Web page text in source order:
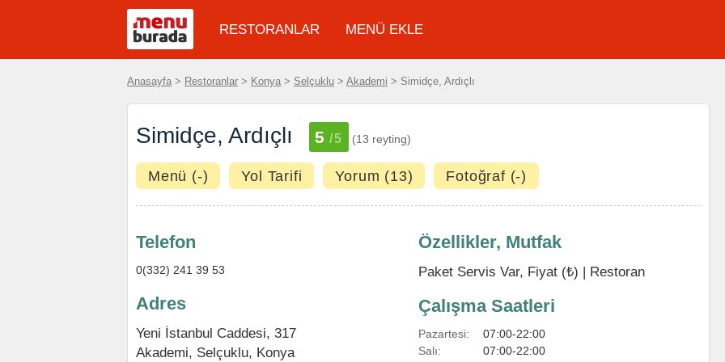
RESTORANLAR MENÜ EKLE
Anasayfa > Restoranlar > Konya > Selçuklu > Akademi > Simidçe, Ardıçlı
Simidçe, Ardıçlı 5 /5 (13 reyting)
Menü (-) Yol Tarifi Yorum (13) Fotoğraf (-)
Telefon
0(332) 241 39 53
Adres
Yeni İstanbul Caddesi, 317
Akademi, Selçuklu, Konya
Özellikler, Mutfak
Paket Servis Var, Fiyat (₺) | Restoran
Çalışma Saatleri
Pazartesi:
07:00-22:00
Salı:
07:00-22:00